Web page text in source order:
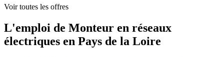
Voir toutes les offres
L'emploi de Monteur en réseaux
électriques en Pays de la Loire